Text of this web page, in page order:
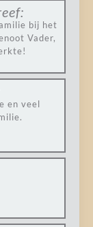
bij het
Vader,
en veel